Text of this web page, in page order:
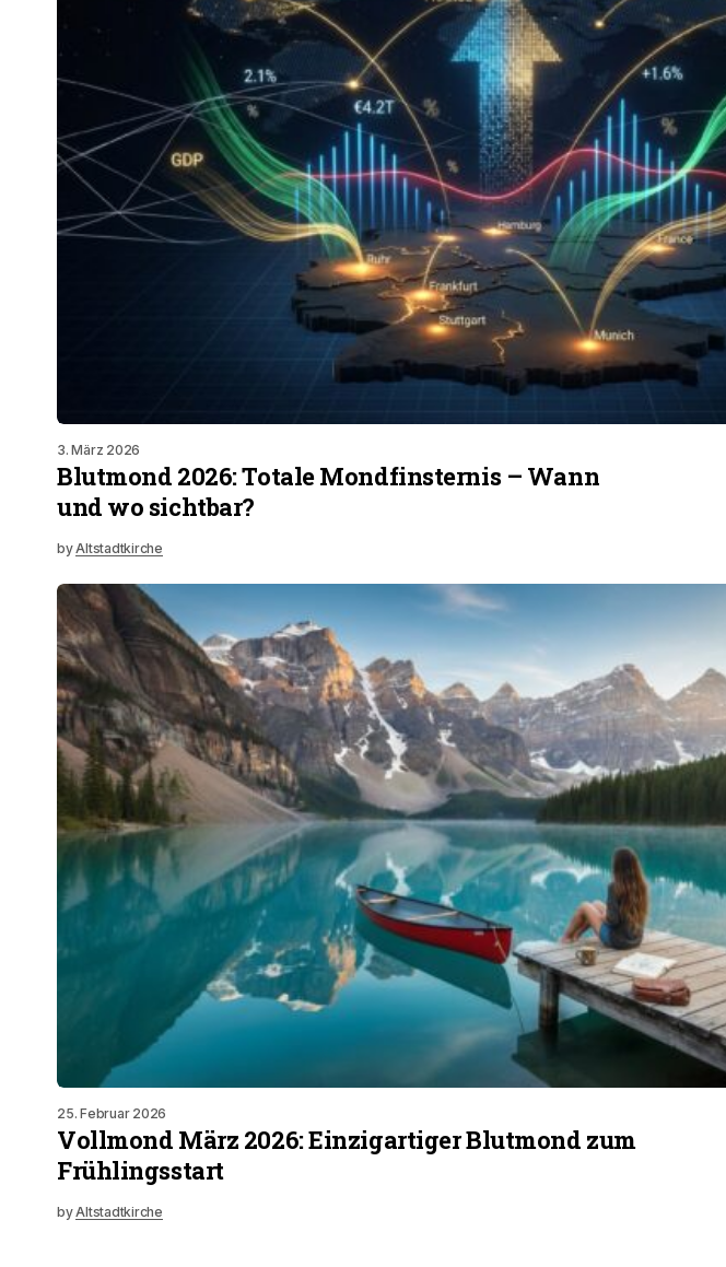
3. März 2026
Blutmond 2026: Totale Mondfinsternis – Wann
und wo sichtbar?
byAltstadtkirche
25. Februar 2026
Vollmond März 2026: Einzigartiger Blutmond zum
Frühlingsstart
byAltstadtkirche